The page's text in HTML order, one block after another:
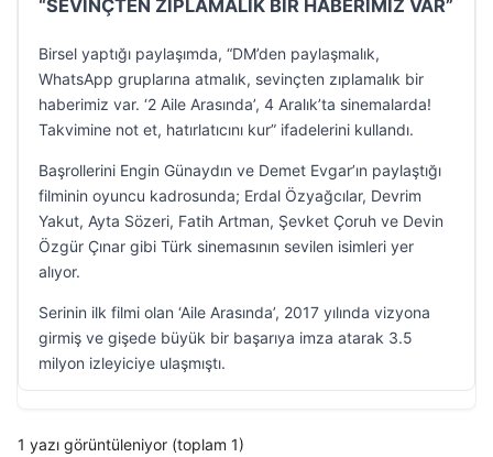
“SEVİNÇTEN ZIPLAMALIK BİR HABERİMİZ VAR”
Birsel yaptığı paylaşımda, “DM’den paylaşmalık,
WhatsApp gruplarına atmalık, sevinçten zıplamalık bir
haberimiz var. ‘2 Aile Arasında’, 4 Aralık’ta sinemalarda!
Takvimine not et, hatırlatıcını kur” ifadelerini kullandı.
Başrollerini Engin Günaydın ve Demet Evgar’ın paylaştığı
filminin oyuncu kadrosunda; Erdal Özyağcılar, Devrim
Yakut, Ayta Sözeri, Fatih Artman, Şevket Çoruh ve Devin
Özgür Çınar gibi Türk sinemasının sevilen isimleri yer
alıyor.
Serinin ilk filmi olan ‘Aile Arasında’, 2017 yılında vizyona
girmiş ve gişede büyük bir başarıya imza atarak 3.5
milyon izleyiciye ulaşmıştı.
1 yazı görüntüleniyor (toplam 1)